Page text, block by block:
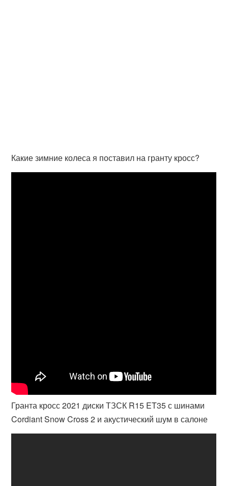
Какие зимние колеса я поставил на гранту кросс?
Гранта кросс 2021 диски ТЗСК R15 ET35 с шинами
Cordiant Snow Cross 2 и акустический шум в салоне